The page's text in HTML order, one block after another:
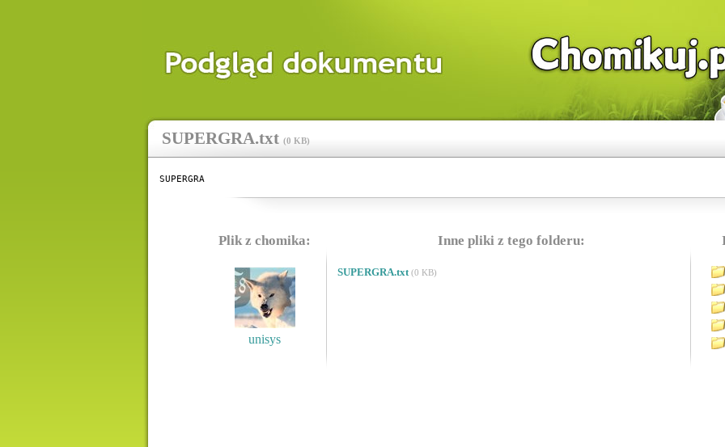
SUPERGRA.txt (0 KB)
SUPERGRA
Plik z chomika:
unisys
Inne pliki z tego folderu:
SUPERGRA.txt (0 KB)